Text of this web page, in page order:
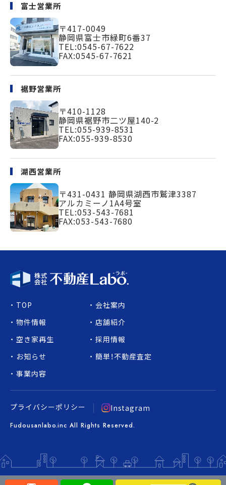
富士営業所
〒417-0049
静岡県富士市緑町6番37
TEL:0545-67-7622
FAX:0545-67-7621
裾野営業所
〒410-1128
静岡県裾野市二ツ屋140-2
TEL:055-939-8531
FAX:055-939-8530
湖西営業所
〒431-0431 静岡県湖西市鷲津3387
アルカミーノ1A4号室
TEL:053-543-7681
FAX:053-543-7680
プライバシーポリシー Instagram
Fudousanlabo.inc All Rights Reserved.
TOP
お知らせ
店舗紹介
物件情報
事業内容
採用情報
空き家再生
会社案内
簡単！不動産査定